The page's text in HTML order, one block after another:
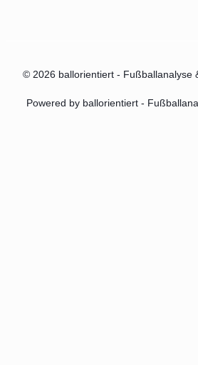
© 2026 ballorientiert - Fußballanalyse
Powered by ballorientiert -